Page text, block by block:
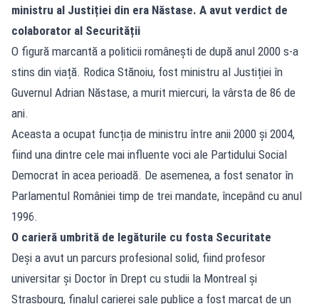
ministru al Justiției din era Năstase. A avut verdict de
colaborator al Securității
O figură marcantă a politicii românești de după anul 2000 s-a
stins din viață. Rodica Stănoiu, fost ministru al Justiției în
Guvernul Adrian Năstase, a murit miercuri, la vârsta de 86 de
ani.
Aceasta a ocupat funcția de ministru între anii 2000 și 2004,
fiind una dintre cele mai influente voci ale Partidului Social
Democrat în acea perioadă. De asemenea, a fost senator în
Parlamentul României timp de trei mandate, începând cu anul
1996.
O carieră umbrită de legăturile cu fosta Securitate
Deși a avut un parcurs profesional solid, fiind profesor
universitar și Doctor în Drept cu studii la Montreal și
Strasbourg, finalul carierei sale publice a fost marcat de un